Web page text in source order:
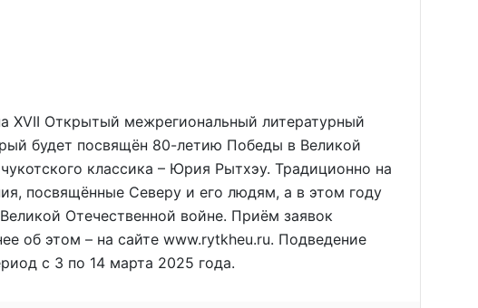
XVII Открытый межрегиональный литературный
будет посвящён 80-летию Победы в Великой
классика – Юрия Рытхэу. Традиционно на
посвящённые Северу и его людям, а в этом году
Отечественной войне. Приём заявок
об этом – на сайте www.rytkheu.ru. Подведение
с 3 по 14 марта 2025 года.